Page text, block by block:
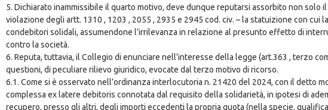
5. Dichiarato inammissibile il quarto motivo, deve dunque reputarsi assorbito non
violazione degli artt. 1310 , 1203 , 2055 , 2935 e 2945 cod. civ. – la statuizione con cui
condebitori solidali, assumendone l’irrilevanza in relazione al presunto effetto di
contro la società.
6. Reputa, tuttavia, il Collegio di enunciare nell’interesse della legge (art.363 , terzo
questioni, di peculiare rilievo giuridico, evocate dal terzo motivo di ricorso.
6.1. Come si è osservato nell’ordinanza interlocutoria n. 21420 del 2024, con il detto
complessa ex latere debitoris connotata dal requisito della solidarietà, in ipotesi di
recupero, presso gli altri, degli importi eccedenti la propria quota (nella specie,